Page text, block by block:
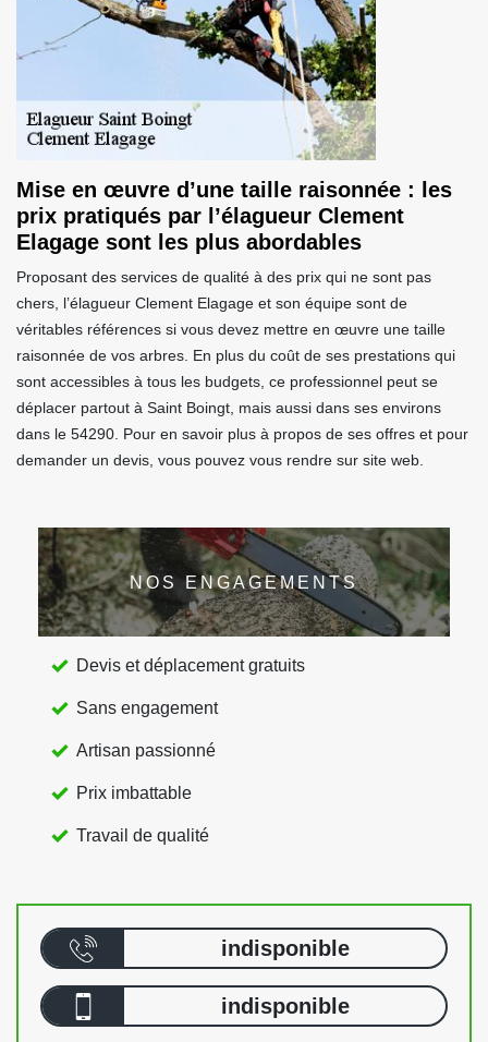
Mise en œuvre d’une taille raisonnée : les
prix pratiqués par l’élagueur Clement
Elagage sont les plus abordables
Proposant des services de qualité à des prix qui ne sont pas
chers, l’élagueur Clement Elagage et son équipe sont de
véritables références si vous devez mettre en œuvre une taille
raisonnée de vos arbres. En plus du coût de ses prestations qui
sont accessibles à tous les budgets, ce professionnel peut se
déplacer partout à Saint Boingt, mais aussi dans ses environs
dans le 54290. Pour en savoir plus à propos de ses offres et pour
demander un devis, vous pouvez vous rendre sur site web.
NOS ENGAGEMENTS
Devis et déplacement gratuits
Sans engagement
Artisan passionné
Prix imbattable
Travail de qualité
indisponible
indisponible